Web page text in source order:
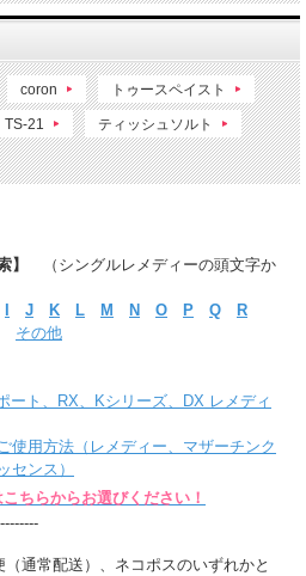
coron トゥースペイスト
TS-21 ティッシュソルト
索】
（シングルレメディーの頭文字か
J K L M N O P Q
R
その他
ート、RX、Kシリーズ、DX レメディ
使用方法（レメディー、マザーチンク
センス）
ちらからお選びください！
通常配送）、ネコポスのいずれかと